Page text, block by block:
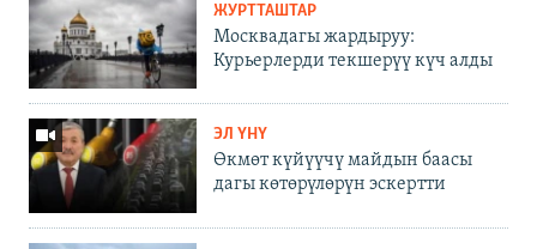
ЖУРТТАШТАР
Москвадагы жардыруу:
Курьерлерди текшерүү күч алды
ЭЛ ҮНҮ
Өкмөт күйүүчү майдын баасы
дагы көтөрүлөрүн эскертти